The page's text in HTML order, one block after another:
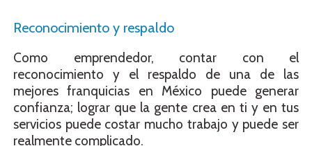
Reconocimiento y respaldo
Como emprendedor, contar con el
reconocimiento y el respaldo de una de las
mejores franquicias en México puede generar
confianza; lograr que la gente crea en ti y en tus
servicios puede costar mucho trabajo y puede ser
realmente complicado.